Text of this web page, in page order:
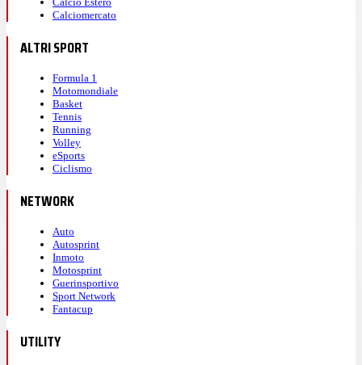
Calciomercato
ALTRI SPORT
Formula 1
Motomondiale
Basket
Tennis
Running
Volley
eSports
Ciclismo
NETWORK
Auto
Autosprint
Inmoto
Motosprint
Guerinsportivo
Sport Network
Fantacup
UTILITY